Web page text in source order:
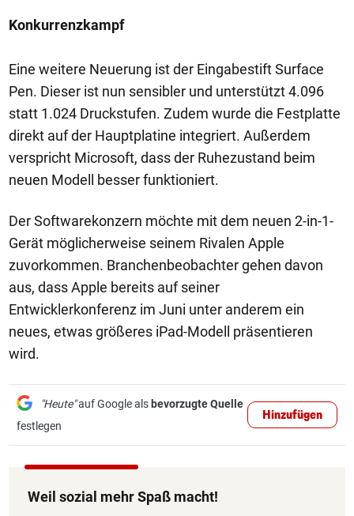
Konkurrenzkampf
Eine weitere Neuerung ist der Eingabestift Surface
Pen. Dieser ist nun sensibler und unterstützt 4.096
statt 1.024 Druckstufen. Zudem wurde die Festplatte
direkt auf der Hauptplatine integriert. Außerdem
verspricht Microsoft, dass der Ruhezustand beim
neuen Modell besser funktioniert.
Der Softwarekonzern möchte mit dem neuen 2-in-1-
Gerät möglicherweise seinem Rivalen Apple
zuvorkommen. Branchenbeobachter gehen davon
aus, dass Apple bereits auf seiner
Entwicklerkonferenz im Juni unter anderem ein
neues, etwas größeres iPad-Modell präsentieren
wird.
"Heute"auf Google als bevorzugte Quelle
festlegen
Hinzufügen
Weil sozial mehr Spaß macht!